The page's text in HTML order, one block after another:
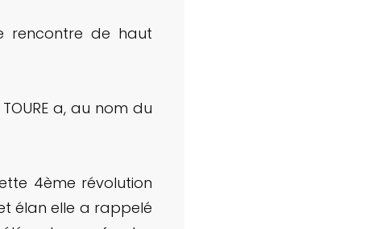
rencontre de haut
a, au nom du
4ème révolution
élan elle a rappelé